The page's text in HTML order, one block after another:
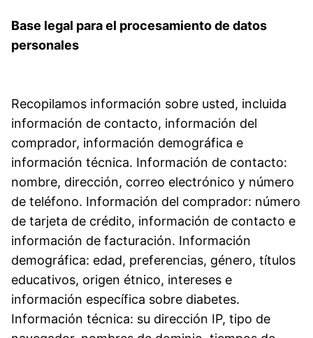
Base legal para el procesamiento de datos
personales
Recopilamos información sobre usted, incluida
información de contacto, información del
comprador, información demográfica e
información técnica. Información de contacto:
nombre, dirección, correo electrónico y número
de teléfono. Información del comprador: número
de tarjeta de crédito, información de contacto e
información de facturación. Información
demográfica: edad, preferencias, género, títulos
educativos, origen étnico, intereses e
información específica sobre diabetes.
Información técnica: su dirección IP, tipo de